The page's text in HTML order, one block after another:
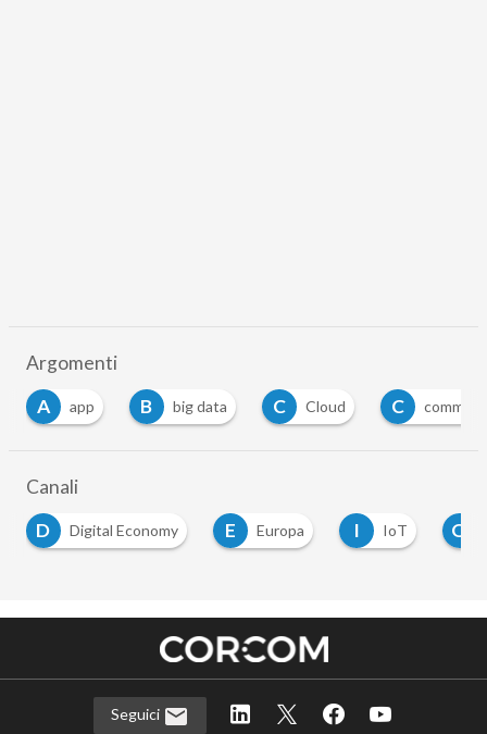
Argomenti
B
big data C Cloud C
commissione europea
Canali
E Europa IoT
Over the Top
Seguici